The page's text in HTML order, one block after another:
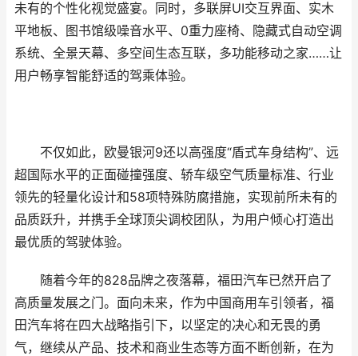
未有的个性化视觉盛宴。同时，多联屏UI交互界面、实木
平地板、图书馆级噪音水平、0重力座椅、隐藏式自动空调
系统、全景天幕、多空间生态互联，多功能移动之家……让
用户畅享智能舒适的驾乘体验。
不仅如此，欧曼银河9还以高强度“盾式车身结构”、远
超国际水平的正面碰撞强度、轿车级空气质量标准、行业
领先的轻量化设计和58项特殊防腐措施，实现前所未有的
品质跃升，并携手全球顶尖调校团队，为用户倾心打造出
最优质的驾驶体验。
随着今年的828品牌之夜落幕，福田汽车已然开启了
高质量发展之门。面向未来，作为中国商用车引领者，福
田汽车将在四大战略指引下，以坚定的决心和无畏的勇
气，继续从产品、技术和商业生态等方面不断创新，在为